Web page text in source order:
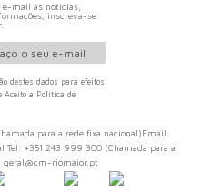
e-mail as notícias,
inscreva-se
destes dados para efeitos
a Política de
para a rede fixa nacional)Email:
+351 243 999 300 (Chamada para a
geral@cm-riomaior.pt